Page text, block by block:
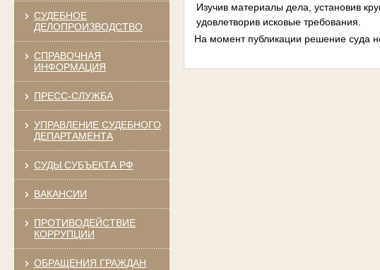
СУДЕБНОЕ
ДЕЛОПРОИЗВОДСТВО
СПРАВОЧНАЯ
ИНФОРМАЦИЯ
ПРЕСС-СЛУЖБА
УПРАВЛЕНИЕ СУДЕБНОГО
ДЕПАРТАМЕНТА
СУДЫ СУБЪЕКТА РФ
ВАКАНСИИ
ПРОТИВОДЕЙСТВИЕ
КОРРУПЦИИ
ОБРАЩЕНИЯ ГРАЖДАН
Изучив материалы дела, установив
удовлетворив исковые требования.
На момент публикации решение суда